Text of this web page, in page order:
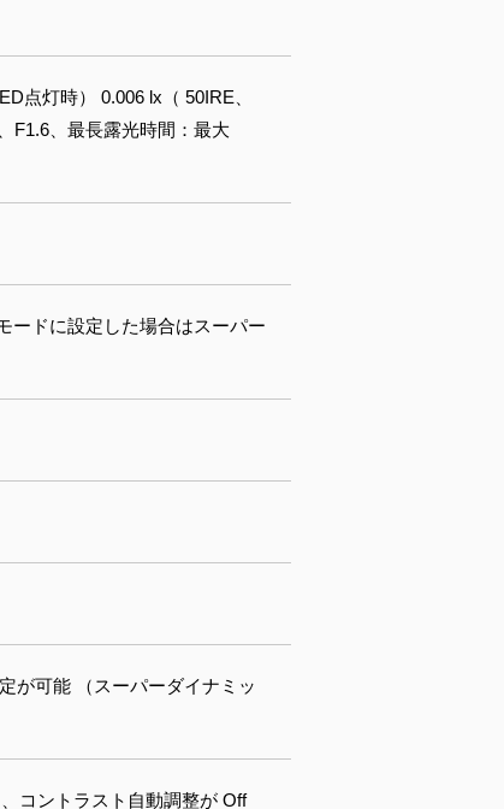
点灯時） 0.006 lx（ 50IRE、
F1.6、最長露光時間：最大
ードに設定した場合はスーパー
が可能 （スーパーダイナミッ
コントラスト自動調整が Off